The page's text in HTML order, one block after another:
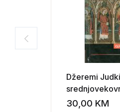
Džeremi
30,00 KM